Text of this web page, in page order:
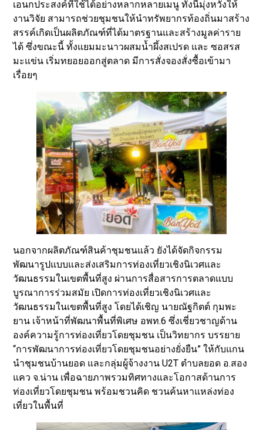
เอนกประสงค์ที่ใช้ได้อย่างหลากหลายเมนู ทั้งนี้มุ่งหวังให้
งานวิจัย สามารถช่วยชุมชนให้นำทรัพยากรท้องถิ่นมาสร้าง
สรรค์เกิดเป็นผลิตภัณฑ์ที่ได้มาตรฐานและสร้างมูลค่าราย
ได้ ซึ่งขณะนี้ ทั้งแยมมะนาวผสมน้ำผึ้งสเปรด และ ซอสรส
มะแข่น เริ่มทยอยออกสู่ตลาด มีการสั่งจองสั่งซื้อเข้ามา
เรื่อยๆ
นอกจากผลิตภัณฑ์สินค้าชุมชนแล้ว ยังได้จัดกิจกรรม
พัฒนารูปแบบและส่งเสริมการท่องเที่ยวเชิงนิเวศและ
วัฒนธรรมในเขตพื้นที่สูง ผ่านการสื่อสารการตลาดแบบ
บูรณาการร่วมสมัย เปิดการท่องเที่ยวเชิงนิเวศและ
วัฒนธรรมในเขตพื้นที่สูง โดยได้เชิญ นายณัฐกิตต์ กุมพะ
ยาน เจ้าหน้าที่พัฒนาพื้นที่พิเศษ อพท.6 ซึ่งเชี่ยวชาญด้าน
องค์ความรู้การท่องเที่ยวโดยชุมชน เป็นวิทยากร บรรยาย
“การพัฒนาการท่องเที่ยวโดยชุมชนอย่างยั่งยืน” ให้กับแกน
นำชุมชนบ้านยอด และกลุ่มผู้จ้างงาน U2T ตำบลยอด อ.สอง
แคว จ.น่าน เพื่อฉายภาพรวมทิศทางและโอกาสด้านการ
ท่องเที่ยวโดยชุมชน พร้อมชวนคิด ชวนค้นหาแหล่งท่อง
เที่ยวในพื้นที่